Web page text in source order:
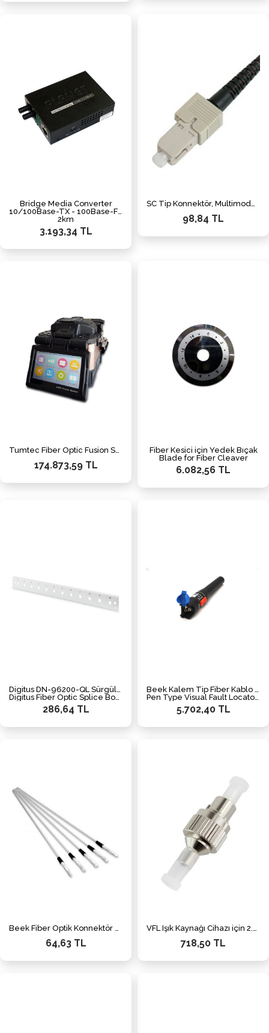
Bridge Media Converter
10/100Base-TX - 100Base-FX (ST, MM)
2km
3.193,34 TL
98,84 TL
Tumtec Fiber Optic Fusion Splicer (FST-83A)
174.873,59 TL
Fiber Kesici için Yedek Bıçak
Blade for Fiber Cleaver
6.082,56 TL
Digitus Fiber Optic Splice Box Front Panel, quick lock, 12 x ST Simplex, 1U
286,64 TL
Pen Type Visual Fault Locator/Detector, optical output power > 30mW, 2.5mm Universal Connector
5.702,40 TL
Beek Fiber Optik Konnektör Temizleme Çubukları, 2.5 mm, ST/FC/SC Konnektörler için
64,63 TL
VFL Işık Kaynağı Cihazı için 2.5 mm <-> 1.25mm Çeviren Ara Adaptör, 1.25/UPC (Dişi) <-> FC/UPC (Erkek), SM 9/125 Hibrid Adaptör
718,50 TL